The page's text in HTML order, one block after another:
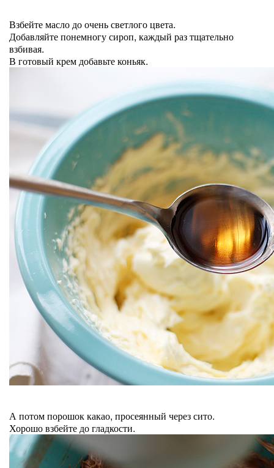
Взбейте масло до очень светлого цвета.
Добавляйте понемногу сироп, каждый раз тщательно
взбивая.
В готовый крем добавьте коньяк.
А потом порошок какао, просеянный через сито.
Хорошо взбейте до гладкости.